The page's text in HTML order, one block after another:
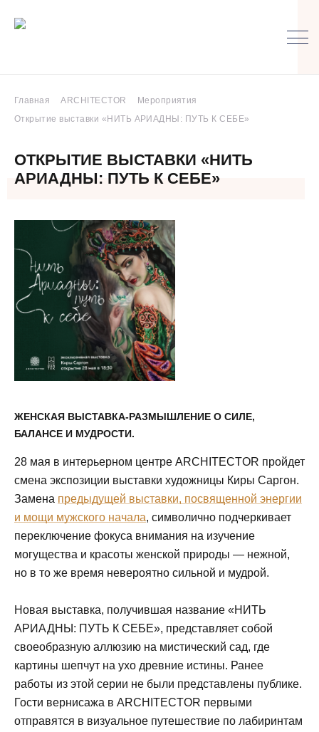
Главная ARCHITECTOR
Мероприятия
Открытие выставки «НИТЬ АРИАДНЫ: ПУТЬ К СЕБЕ»
ОТКРЫТИЕ ВЫСТАВКИ «НИТЬ
АРИАДНЫ: ПУТЬ К СЕБЕ»
ЖЕНСКАЯ ВЫСТАВКА-РАЗМЫШЛЕНИЕ О СИЛЕ,
БАЛАНСЕ И МУДРОСТИ.
28 мая в интерьерном центре ARCHITECTOR пройдет
смена экспозиции выставки художницы Киры Саргон.
Замена предыдущей выставки, посвященной энергии
и мощи мужского начала, символично подчеркивает
переключение фокуса внимания на изучение
могущества и красоты женской природы — нежной,
но в то же время невероятно сильной и мудрой.
Новая выставка, получившая название «НИТЬ
АРИАДНЫ: ПУТЬ К СЕБЕ», представляет собой
своеобразную аллюзию на мистический сад, где
картины шепчут на ухо древние истины. Ранее
работы из этой серии не были представлены публике.
Гости вернисажа в ARCHITECTOR первыми
отправятся в визуальное путешествие по лабиринтам